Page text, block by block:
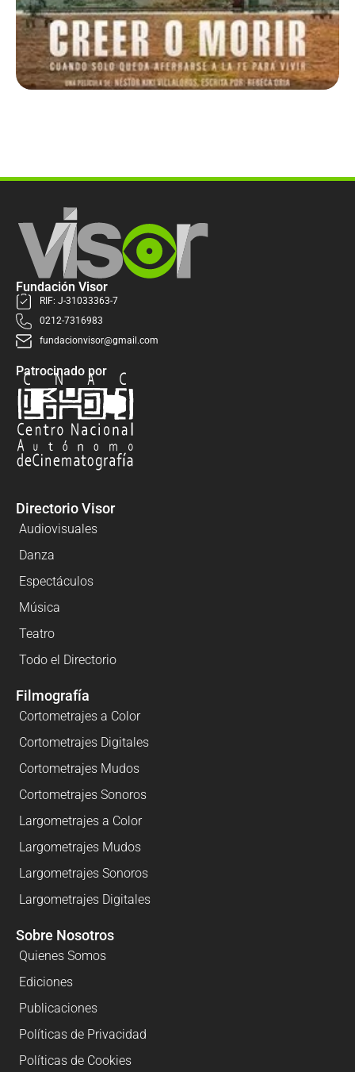
Fundación Visor
RIF: J-31033363-7
0212-7316983
fundacionvisor@gmail.com
Patrocinado por
Directorio Visor
Audiovisuales
Danza
Espectáculos
Música
Teatro
Todo el Directorio
Filmografía
Cortometrajes a Color
Cortometrajes Digitales
Cortometrajes Mudos
Cortometrajes Sonoros
Largometrajes a Color
Largometrajes Mudos
Largometrajes Sonoros
Largometrajes Digitales
Sobre Nosotros
Quienes Somos
Ediciones
Publicaciones
Políticas de Privacidad
Políticas de Cookies